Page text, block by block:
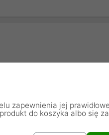
zapewnienia jej
do koszyka albo się